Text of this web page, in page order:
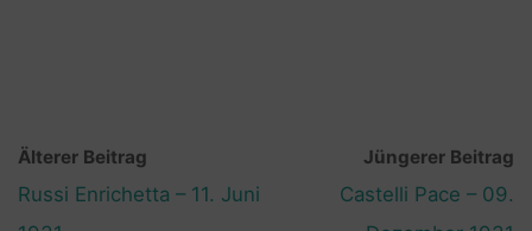
Älterer Beitrag
Russi Enrichetta – 11. Juni
Jüngerer Beitrag
Castelli Pace – 09.